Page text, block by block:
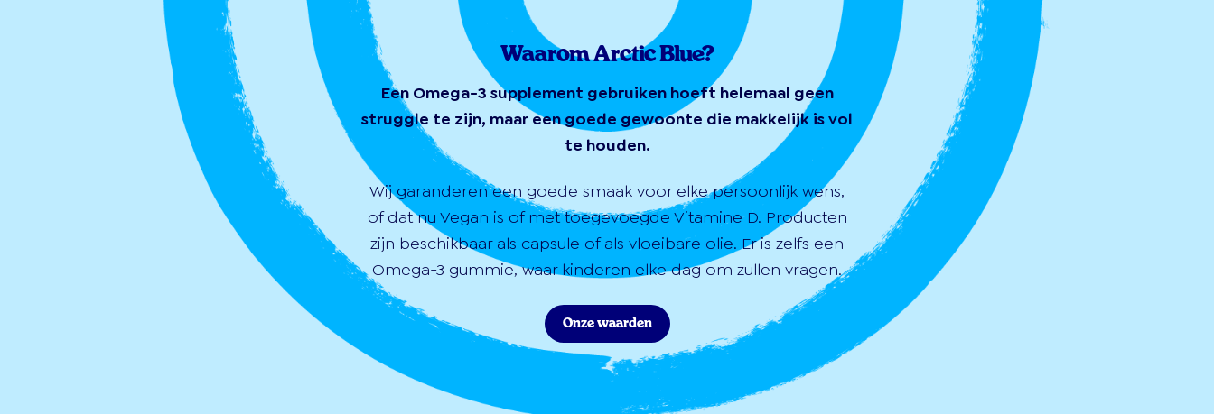
Waarom Arctic Blue?
Een Omega-3 supplement gebruiken hoeft helemaal geen
struggle te zijn, maar een goede gewoonte die makkelijk is vol
te houden.
Wij garanderen een goede smaak voor elke persoonlijk wens,
of dat nu Vegan is of met toegevoegde Vitamine D. Producten
zijn beschikbaar als capsule of als vloeibare olie. Er is zelfs een
Omega-3 gummie, waar kinderen elke dag om zullen vragen.
Onze waarden